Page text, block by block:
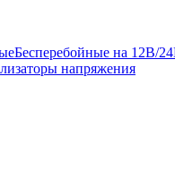
Бесперебойные на 12В/
напряжения